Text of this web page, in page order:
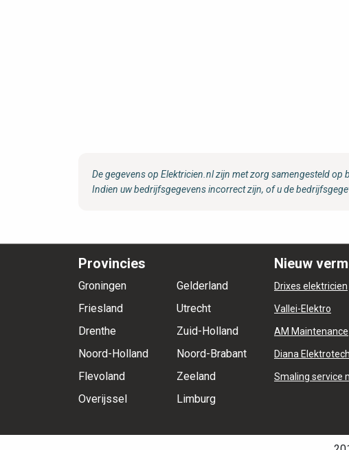
De gegevens op Elektricien.nl zijn met zorg samengesteld op
Indien uw bedrijfsgegevens incorrect zijn, of u de
Provincies
Groningen
Friesland
Drenthe
Noord-Holland
Flevoland
Overijssel
Gelderland
Utrecht
Zuid-Holland
Noord-Brabant
Zeeland
Limburg
Nieuw
Drixes elektricien
Vallei-Elektro
AM Maintenance
Diana
Smaling service